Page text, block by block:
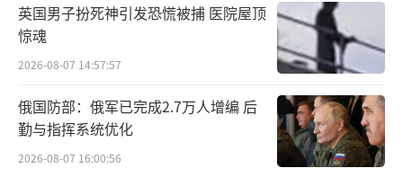
除了采购美国海军的E-2D舰载预警机外，
赫格塞思还明确表示，预警机在现代战场上面
临“生存危机”，因此应该更多考虑“从太空
跟踪空中目标”。此前美国空军官员多次警告
称，随着现代化远程防空系统的进步，预警机
的生存能力大打折扣，俄乌冲突中被击落的俄
英国男子扮死神引发恐慌被捕 医院屋顶
惊魂
2026-08-07 14:57:57
俄国防部：俄军已完成2.7万人增编 后
勤与指挥系统优化
2026-08-07 16:00:56